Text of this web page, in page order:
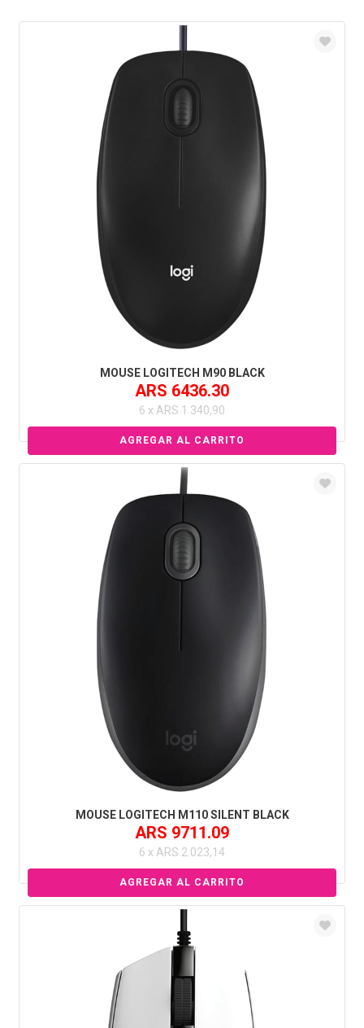
MOUSE LOGITECH M90 BLACK
ARS 6436.30
6 x ARS 1.340,90
MOUSE LOGITECH M110 SILENT BLACK
ARS 9711.09
6 x ARS 2.023,14